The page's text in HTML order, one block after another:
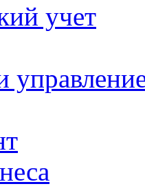
учет